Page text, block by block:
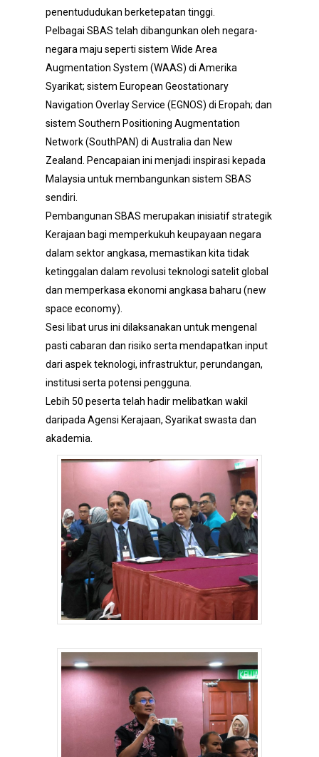
penentududukan berketepatan tinggi.
Pelbagai SBAS telah dibangunkan oleh negara-
negara maju seperti sistem Wide Area
Augmentation System (WAAS) di Amerika
Syarikat; sistem European Geostationary
Navigation Overlay Service (EGNOS) di Eropah; dan
sistem Southern Positioning Augmentation
Network (SouthPAN) di Australia dan New
Zealand. Pencapaian ini menjadi inspirasi kepada
Malaysia untuk membangunkan sistem SBAS
sendiri.
Pembangunan SBAS merupakan inisiatif strategik
Kerajaan bagi memperkukuh keupayaan negara
dalam sektor angkasa, memastikan kita tidak
ketinggalan dalam revolusi teknologi satelit global
dan memperkasa ekonomi angkasa baharu (new
space economy).
Sesi libat urus ini dilaksanakan untuk mengenal
pasti cabaran dan risiko serta mendapatkan input
dari aspek teknologi, infrastruktur, perundangan,
institusi serta potensi pengguna.
Lebih 50 peserta telah hadir melibatkan wakil
daripada Agensi Kerajaan, Syarikat swasta dan
akademia.